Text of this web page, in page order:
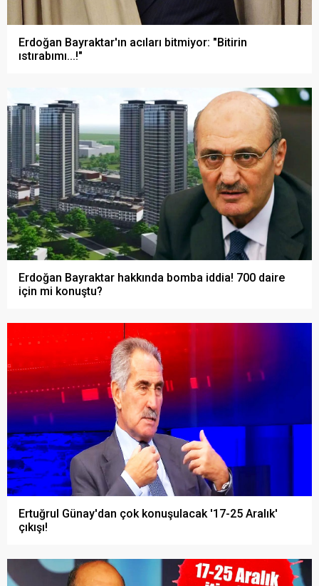
Erdoğan Bayraktar'ın acıları bitmiyor: "Bitirin
ıstırabımı...!"
Erdoğan Bayraktar hakkında bomba iddia! 700 daire
için mi konuştu?
Ertuğrul Günay'dan çok konuşulacak '17-25 Aralık'
çıkışı!